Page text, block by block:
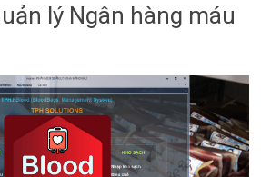
lý Ngân hàng máu